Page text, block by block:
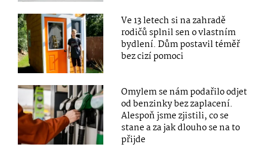
Ve 13 letech si na zahradě
rodičů splnil sen o vlastním
bydlení. Dům postavil téměř
bez cizí pomoci
Omylem se nám podařilo odjet
od benzinky bez zaplacení.
Alespoň jsme zjistili, co se
stane a za jak dlouho se na to
přijde